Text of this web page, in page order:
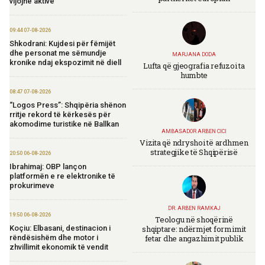
09:44 07-08-2026
Shkodrani: Kujdesi për fëmijët
dhe personat me sëmundje
kronike ndaj ekspozimit në diell
08:47 07-08-2026
“Logos Press”: Shqipëria shënon
rritje rekord të kërkesës për
akomodime turistike në Ballkan
20:50 06-08-2026
Ibrahimaj: OBP lançon
platformën e re elektronike të
prokurimeve
19:50 06-08-2026
Koçiu: Elbasani, destinacion i
rëndësishëm dhe motor i
zhvillimit ekonomik të vendit
MARJANA DODA
Lufta që gjeografia refuzoi ta
humbte
AMBASADOR ARBEN CICI
Vizita që ndryshoi të ardhmen
strategjike të Shqipërisë
DR. ARBEN RAMKAJ
Teologu në shoqërinë
shqiptare: ndërmjet formimit
fetar dhe angazhimit publik